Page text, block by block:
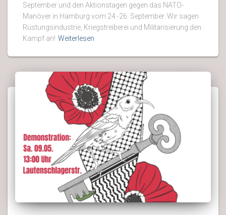
September und den Aktionstagen gegen das NATO-
Manöver in Hamburg vom 24.-26. September. Wir sagen
Rüstungsindustrie, Kriegstreiberei und Militarisierung den
Kampf an! Weiterlesen